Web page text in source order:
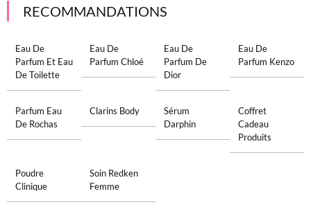
RECOMMANDATIONS
Eau De
Parfum Et Eau
De Toilette
Eau De
Parfum Chloé
Eau De
Parfum De
Dior
Eau De
Parfum Kenzo
Parfum Eau
De Rochas
Clarins Body
Sérum
Darphin
Coffret
Cadeau
Produits
Poudre
Clinique
Soin Redken
Femme